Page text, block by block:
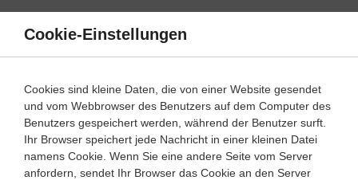
Direkt
Inhalt
Mathematik 5. ‐ 6. Klasse
Flächen und Flächeneinheiten
Empfohlen von
Tutorin Monica
Cookie-Einstellungen
Cookies sind kleine Daten, die von einer Website gesendet
und vom Webbrowser des Benutzers auf dem Computer des
Benutzers gespeichert werden, während der Benutzer surft.
Ihr Browser speichert jede Nachricht in einer kleinen Datei
namens Cookie. Wenn Sie eine andere Seite vom Server
anfordern, sendet Ihr Browser das Cookie an den Server